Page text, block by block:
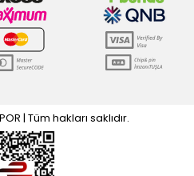
| Tüm hakları saklıdır.